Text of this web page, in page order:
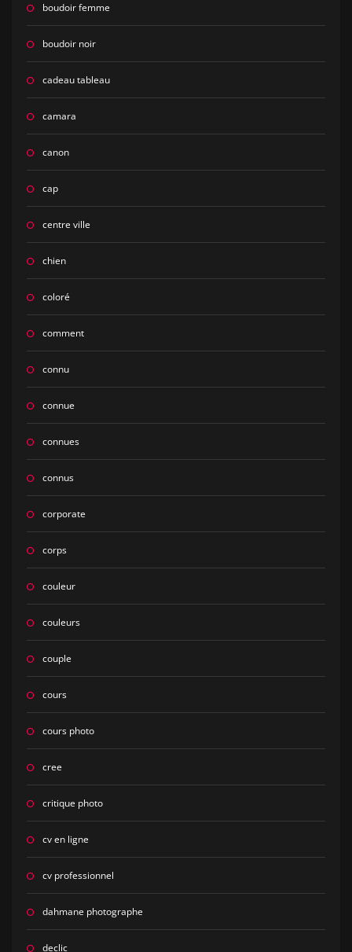
boudoir femme
boudoir noir
cadeau tableau
camara
canon
cap
centre ville
chien
coloré
comment
connu
connue
connues
connus
corporate
corps
couleur
couleurs
couple
cours
cours photo
cree
critique photo
cv en ligne
cv professionnel
dahmane photographe
declic